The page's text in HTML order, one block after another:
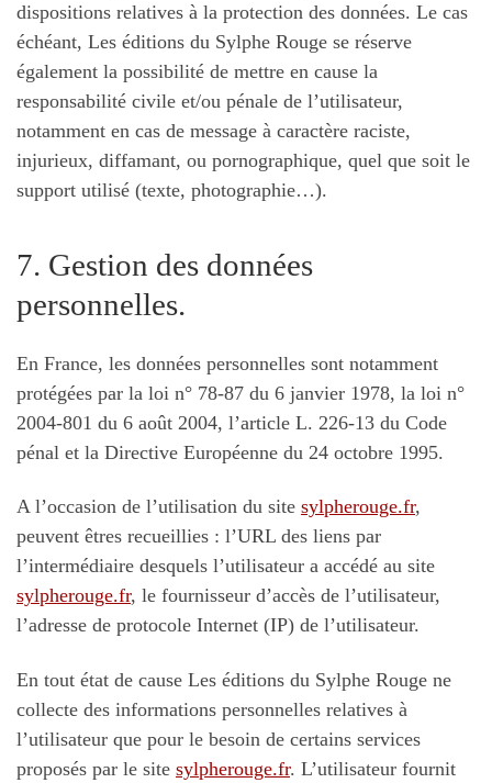
dispositions relatives à la protection des données. Le cas
échéant, Les éditions du Sylphe Rouge se réserve
également la possibilité de mettre en cause la
responsabilité civile et/ou pénale de l’utilisateur,
notamment en cas de message à caractère raciste,
injurieux, diffamant, ou pornographique, quel que soit le
support utilisé (texte, photographie…).
7. Gestion des données
personnelles.
En France, les données personnelles sont notamment
protégées par la loi n° 78-87 du 6 janvier 1978, la loi n°
2004-801 du 6 août 2004, l’article L. 226-13 du Code
pénal et la Directive Européenne du 24 octobre 1995.
A l’occasion de l’utilisation du site sylpherouge.fr,
peuvent êtres recueillies : l’URL des liens par
l’intermédiaire desquels l’utilisateur a accédé au site
sylpherouge.fr, le fournisseur d’accès de l’utilisateur,
l’adresse de protocole Internet (IP) de l’utilisateur.
En tout état de cause Les éditions du Sylphe Rouge ne
collecte des informations personnelles relatives à
l’utilisateur que pour le besoin de certains services
proposés par le site sylpherouge.fr. L’utilisateur fournit